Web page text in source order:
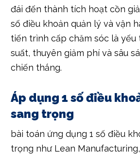
suất, thuyên giảm phí và sâu
chiến thắng.
Áp dụng 1 số điều
sang trọng
bài toán ứng dụng 1 số điều
trọng như Lean
tiến trình cấp chăm sóc,
thành tích hoạt cồn giải trí thư
giảng dạy thợ thẩm du về 1